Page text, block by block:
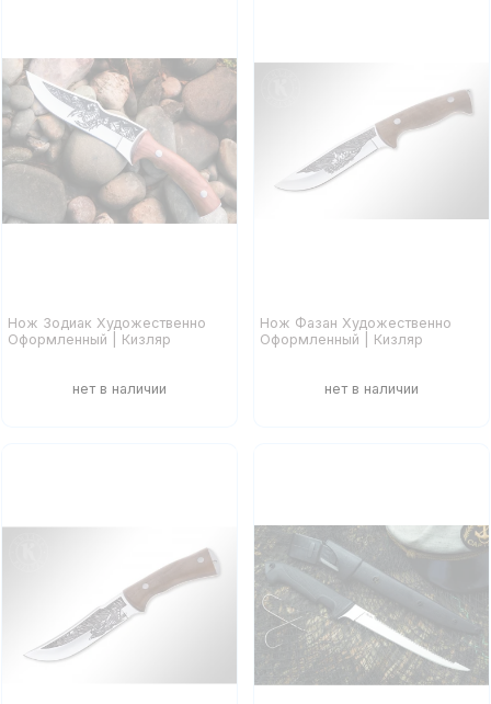
Нож Зодиак Художественно
Оформленный | Кизляр
Нож Фазан Художественно
Оформленный | Кизляр